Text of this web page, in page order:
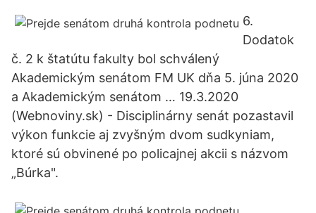
6.
Dodatok
č. 2 k štatútu fakulty bol schválený
Akademickým senátom FM UK dňa 5. júna 2020
a Akademickým senátom … 19.3.2020
(Webnoviny.sk) - Disciplinárny senát pozastavil
výkon funkcie aj zvyšným dvom sudkyniam,
ktoré sú obvinené po policajnej akcii s názvom
„Búrka".